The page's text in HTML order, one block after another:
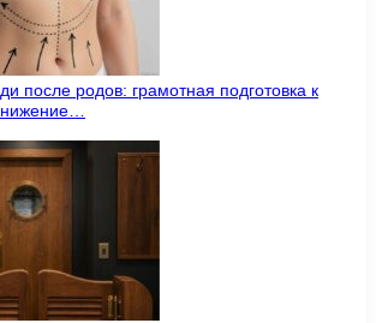
после родов: грамотная подготовка к